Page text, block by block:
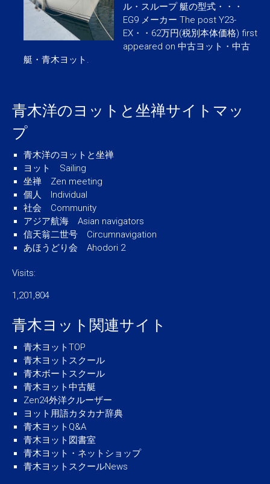
ル・スループ 艇の型式・・・
EG9 メーカー The post Y23-
EX・・62万円(税別本体価格) first
appeared on 中古ヨット・中古
艇・青木ヨット.
青木洋のヨットと坐禅サイトマッ
プ
青木洋のヨットと坐禅
ヨット Sailing
坐禅 Zen meeting
個人 Individual
社会 Community
アジア航海 Asian navigators
信天翁二世号 Circumnavigation
あほうどり会 Ahodori 2
Visits:
1,201,804
青木ヨット関連サイト
青木ヨットTOP
青木ヨットスクール
青木ボートスクール
青木ヨット中古艇
Zen24外洋クルーザー
ヨット用語カタカナ辞典
青木ヨットQ&A
青木ヨット図書室
青木ヨット・ネットショップ
青木ヨットスクールNews